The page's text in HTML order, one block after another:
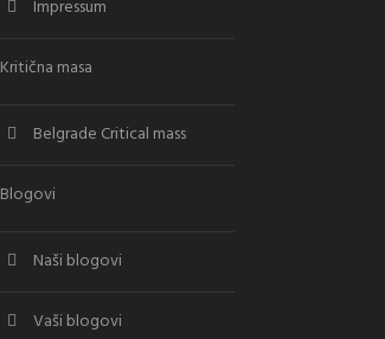
Impressum
Kritična masa
Belgrade Critical mass
Blogovi
Naši blogovi
Vaši blogovi